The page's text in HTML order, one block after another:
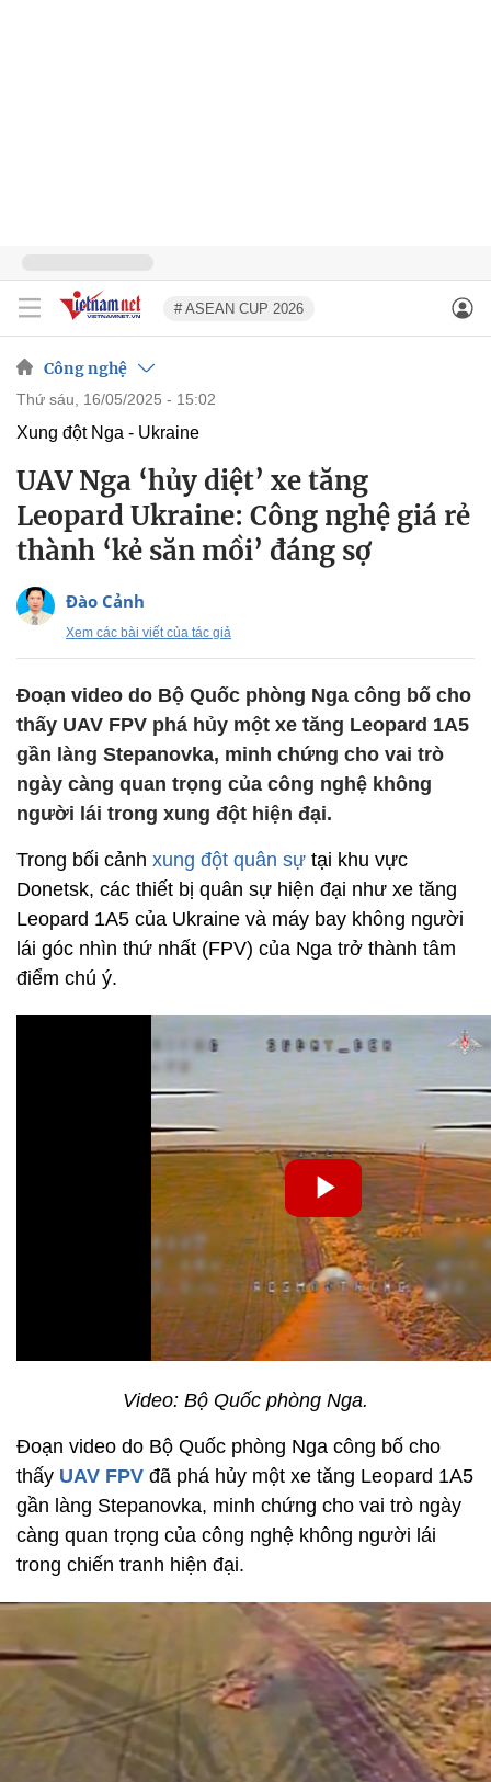
# ASEAN CUP 2026
Công nghệ
thứ sáu, 16/05/2025 - 15:02
Xung đột Nga - Ukraine
UAV Nga ‘hủy diệt’ xe tăng
Leopard Ukraine: Công nghệ giá rẻ
thành ‘kẻ săn mồi’ đáng sợ
Đào Cảnh
Xem các bài viết của tác giả
Đoạn video do Bộ Quốc phòng Nga công bố cho
thấy UAV FPV phá hủy một xe tăng Leopard 1A5
gần làng Stepanovka, minh chứng cho vai trò
ngày càng quan trọng của công nghệ không
người lái trong xung đột hiện đại.
Trong bối cảnh xung đột quân sự tại khu vực
Donetsk, các thiết bị quân sự hiện đại như xe tăng
Leopard 1A5 của Ukraine và máy bay không người
lái góc nhìn thứ nhất (FPV) của Nga trở thành tâm
điểm chú ý.
Video: Bộ Quốc phòng Nga.
Đoạn video do Bộ Quốc phòng Nga công bố cho
thấy UAV FPV đã phá hủy một xe tăng Leopard 1A5
gần làng Stepanovka, minh chứng cho vai trò ngày
càng quan trọng của công nghệ không người lái
trong chiến tranh hiện đại.